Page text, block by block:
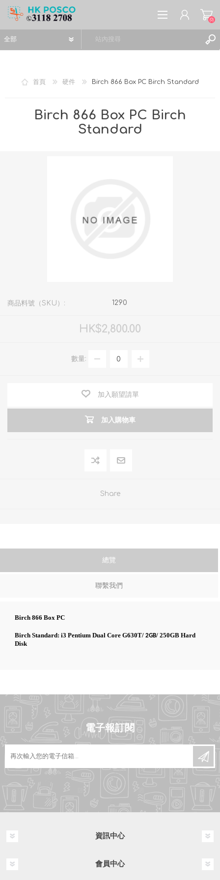
(0)
首頁 硬件 Birch 866 Box PC Birch Standard
Birch 866 Box PC Birch
Standard
商品料號（SKU）: 1290
HK$2,800.00
數量:
加入願望請單
加入購物車
Share
總覽
聯繫我們
Birch 866 Box PC
Birch Standard: i3 Pentium Dual Core G630T/ 2GB/ 250GB Hard
Disk
電子報訂閱
資訊中心
會員中心